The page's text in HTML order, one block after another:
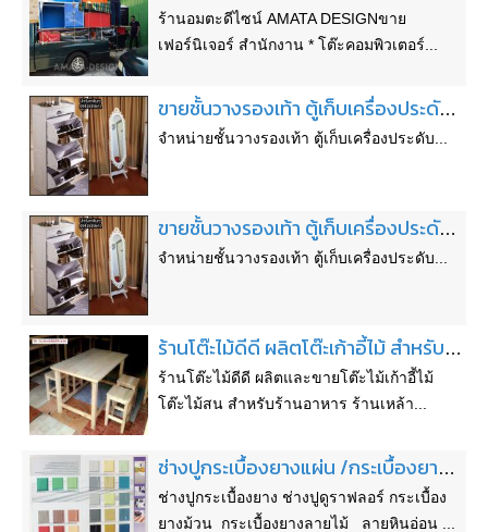
ร้านอมตะดีไซน์ AMATA DESIGNขาย
เฟอร์นิเจอร์ สำนักงาน * โต๊ะคอมพิวเตอร์...
ขายชั้นวางรองเท้า ตู้เก็บเครื่องประดับสวยราคาถูก
จำหน่ายชั้นวางรองเท้า ตู้เก็บเครื่องประดับ...
ขายชั้นวางรองเท้า ตู้เก็บเครื่องประดับสวยราคาถูก
จำหน่ายชั้นวางรองเท้า ตู้เก็บเครื่องประดับ...
ร้านโต๊ะไม้ดีดี ผลิตโต๊ะเก้าอี้ไม้ สำหรับร้านอาหาร ราคาถูก
ร้านโต๊ะไม้ดีดี ผลิตและขายโต๊ะไม้เก้าอี้ไม้
โต๊ะไม้สน สำหรับร้านอาหาร ร้านเหล้า...
ช่างปูกระเบื้องยางแผ่น /กระเบื้องยางม้วน /กระเบื้องยางลายไม้/ ช่างปูดูราฟลอร์ ฝีมือดีมากด้วยประสบการณ์มากกว่า 20ปี โทร.081-371-6460
ช่างปูกระเบื้องยาง ช่างปูดูราฟลอร์ กระเบื้อง
ยางม้วน กระเบื้องยางลายไม้ ลายหินอ่อน ...